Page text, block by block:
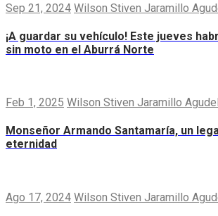
Sep 21, 2024 Wilson Stiven Jaramillo
¡A guardar su vehículo! Este jueves
sin moto en el Aburrá Norte
Feb 1, 2025 Wilson Stiven Jaramillo
Monseñor Armando Santamaría, un
eternidad
Ago 17, 2024 Wilson Stiven Jaramillo